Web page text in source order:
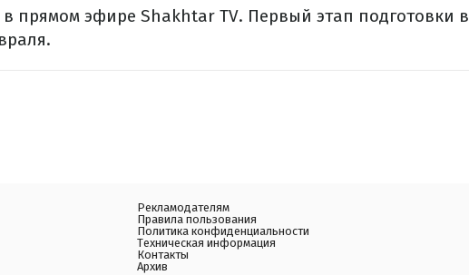
прямом эфире Shakhtar TV. Первый этап подготовки в
Рекламодателям
Правила пользования
Политика конфиденциальности
Техническая информация
Контакты
Архив